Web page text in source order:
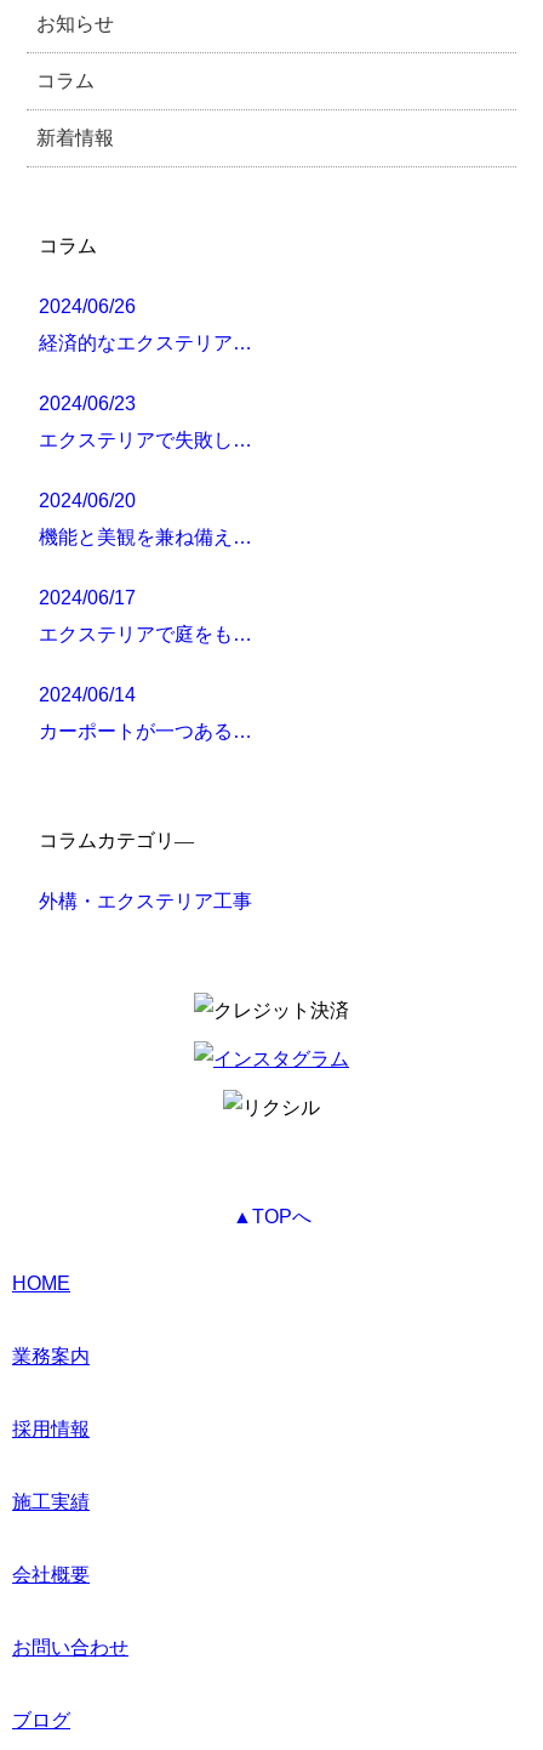
お知らせ
コラム
新着情報
コラム
2024/06/26
経済的なエクステリア…
2024/06/23
エクステリアで失敗し…
2024/06/20
機能と美観を兼ね備え…
2024/06/17
エクステリアで庭をも…
2024/06/14
カーポートが一つある…
コラムカテゴリ―
外構・エクステリア工事
▲TOPへ
HOME
業務案内
採用情報
施工実績
会社概要
お問い合わせ
ブログ